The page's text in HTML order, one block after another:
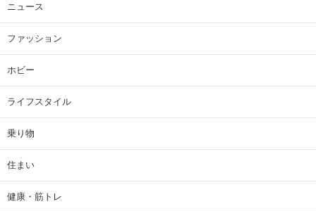
ニュース
ファッション
ホビー
ライフスタイル
乗り物
住まい
健康・筋トレ